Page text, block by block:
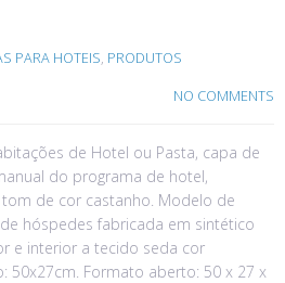
PARA HOTEIS, PRODUTOS
NO COMMENTS
de Hotel ou Pasta, capa de
do programa de hotel,
de cor castanho. Modelo de
hóspedes fabricada em sintético
e interior a tecido seda cor
50x27cm. Formato aberto: 50 x 27 x